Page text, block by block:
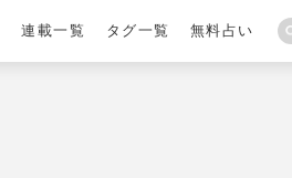
連載一覧 タグ一覧 無料占い